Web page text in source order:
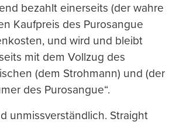
bezahlt einerseits (der wahre
Kaufpreis des Purosangue
und wird und bleibt
mit dem Vollzug des
(dem Strohmann) und (der
des Purosangue“.
unmissverständlich. Straight